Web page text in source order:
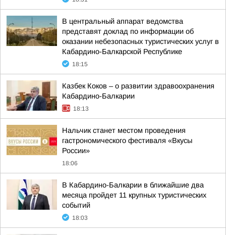
В центральный аппарат ведомства
представят доклад по информации об
оказании небезопасных туристических услуг в
Кабардино-Балкарской Республике
18:15
Казбек Коков – о развитии здравоохранения
Кабардино-Балкарии
18:13
Нальчик станет местом проведения
гастрономического фестиваля «Вкусы
России»
18:06
В Кабардино-Балкарии в ближайшие два
месяца пройдет 11 крупных туристических
событий
18:03